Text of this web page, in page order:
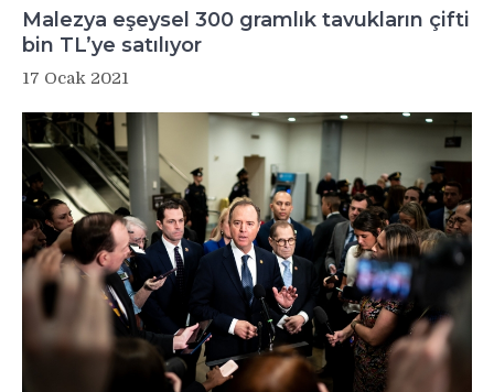
Malezya eşeysel 300 gramlık tavukların çifti
bin TL’ye satılıyor
17 Ocak 2021